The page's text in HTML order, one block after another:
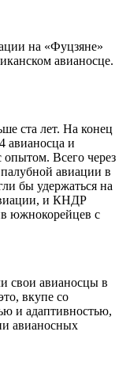
на «Фуцзяне»
авианосце.
ста лет. На конец
и
опытом. Всего через
авиации в
бы удержаться на
и КНДР
южнокорейцев с
свои авианосцы в
вкупе со
и адаптивностью,
авианосных